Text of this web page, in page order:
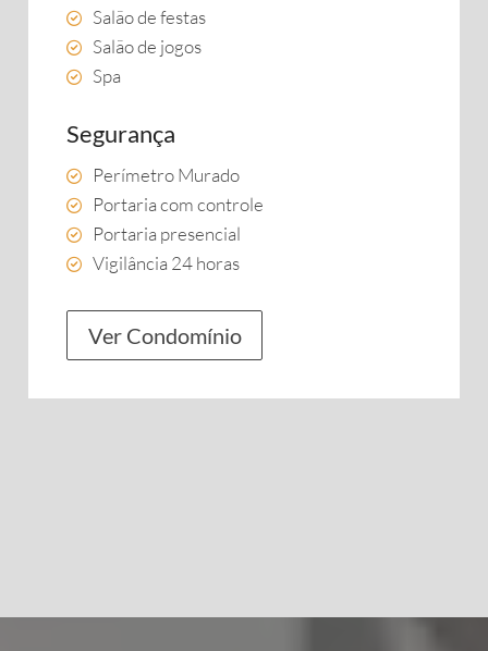
Salão de festas
Salão de jogos
Spa
Segurança
Perímetro Murado
Portaria com controle
Portaria presencial
Vigilância 24 horas
Ver Condomínio